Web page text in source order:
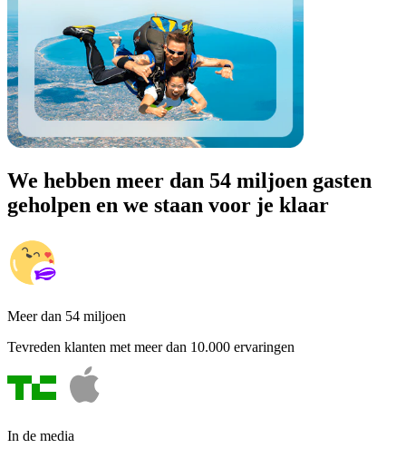
We hebben meer dan 54 miljoen gasten
geholpen en we staan voor je klaar
Meer dan 54 miljoen
Tevreden klanten met meer dan 10.000 ervaringen
In de media